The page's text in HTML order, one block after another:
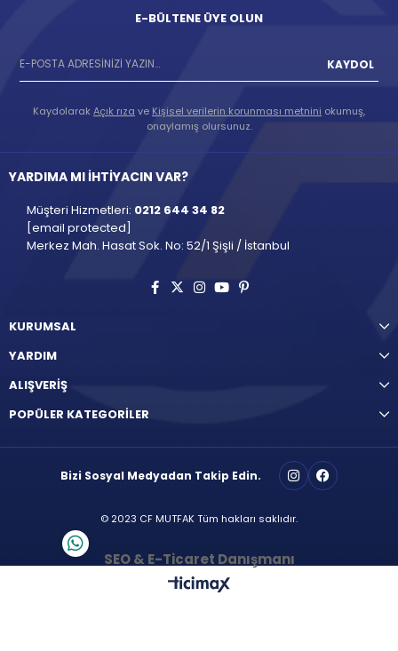
E-BÜLTENE ÜYE OLUN
KAYDOL
KaydolarakAçık rıza ve Kişisel verilerin korunması metnini okumuş,
onaylamış olursunuz.
YARDIMA MI İHTİYACIN VAR?
Müşteri Hizmetleri: 0212 644 34 82
[email protected]
Merkez Mah. Hasat Sok. No: 52/1 Şişli / İstanbul
KURUMSAL
YARDIM
ALIŞVERİŞ
POPÜLER KATEGORİLER
Bizi Sosyal Medyadan Takip Edin.
© 2023 CF MUTFAK Tüm hakları saklıdır.
SEO & E-Ticaret Danışmanı